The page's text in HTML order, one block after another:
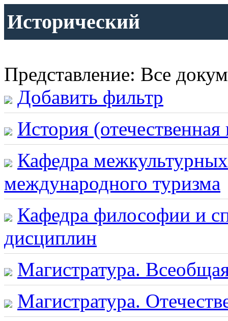
Исторический
Представление: Все
Добавить фильтр
История
Кафедра
международного туризма
Кафедра философии и
дисциплин
Магистратура.
Магистратура.